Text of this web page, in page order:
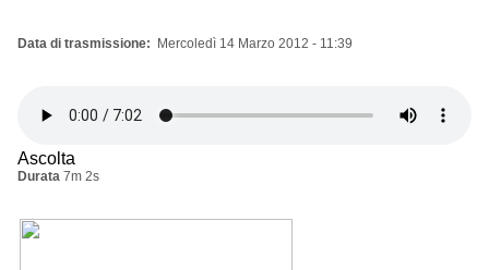
Data di trasmissione Mercoledì 14 Marzo 2012 - 11:39
Ascolta
Durata 7m 2s